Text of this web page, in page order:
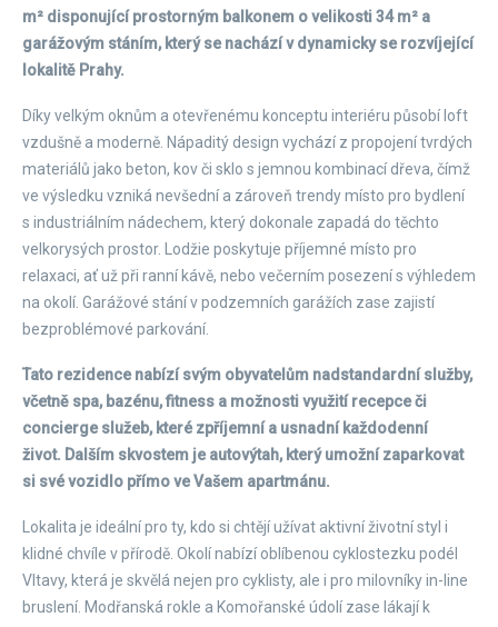
m² disponující prostorným balkonem o velikosti 34 m² a
garážovým stáním, který se nachází v dynamicky se rozvíjející
lokalitě Prahy.
Díky velkým oknům a otevřenému konceptu interiéru působí loft
vzdušně a moderně. Nápaditý design vychází z propojení tvrdých
materiálů jako beton, kov či sklo s jemnou kombinací dřeva, čímž
ve výsledku vzniká nevšední a zároveň trendy místo pro bydlení
s industriálním nádechem, který dokonale zapadá do těchto
velkorysých prostor. Lodžie poskytuje příjemné místo pro
relaxaci, ať už při ranní kávě, nebo večerním posezení s výhledem
na okolí. Garážové stání v podzemních garážích zase zajistí
bezproblémové parkování.
Tato rezidence nabízí svým obyvatelům nadstandardní služby,
včetně spa, bazénu, fitness a možnosti využití recepce či
concierge služeb, které zpříjemní a usnadní každodenní
život. Dalším skvostem je autovýtah, který umožní zaparkovat
si své vozidlo přímo ve Vašem apartmánu.
Lokalita je ideální pro ty, kdo si chtějí užívat aktivní životní styl i
klidné chvíle v přírodě. Okolí nabízí oblíbenou cyklostezku podél
Vltavy, která je skvělá nejen pro cyklisty, ale i pro milovníky in-line
bruslení. Modřanská rokle a Komořanské údolí zase lákají k